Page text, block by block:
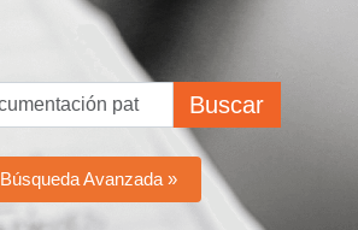
Buscar
Búsqueda Avanzada »